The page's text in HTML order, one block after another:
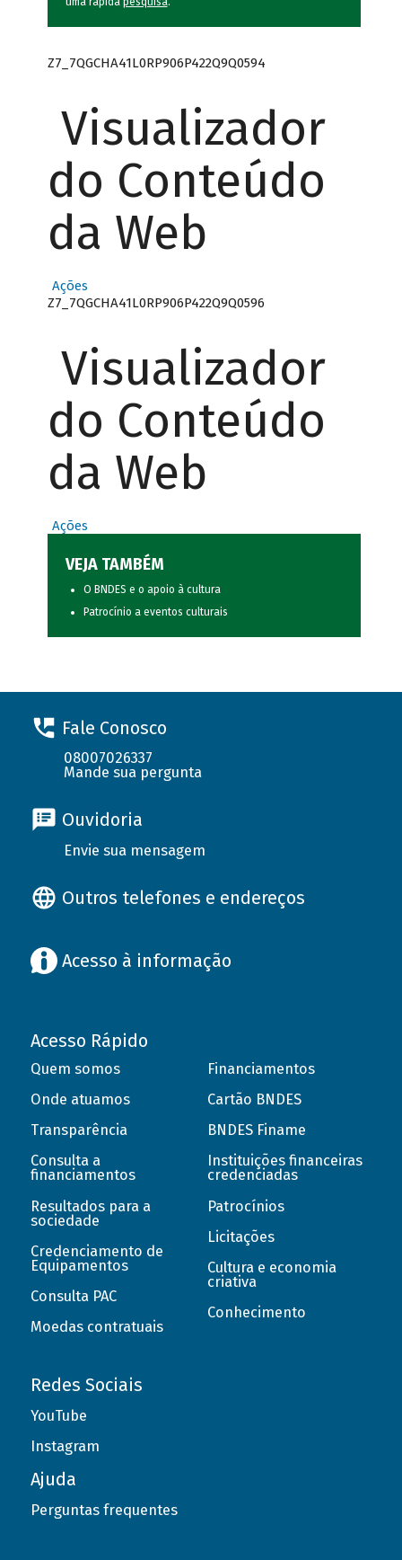
Z7_7QGCHA41L0RP906P422Q9Q0594
Visualizador
do Conteúdo
da Web
Ações
Z7_7QGCHA41L0RP906P422Q9Q0596
Visualizador
do Conteúdo
da Web
Ações
VEJA TAMBÉM
O BNDES e o apoio à cultura
Patrocínio a eventos culturais
Fale Conosco
08007026337
Mande sua pergunta
Ouvidoria
Envie sua mensagem
Outros telefones e endereços
Acesso à informação
Acesso Rápido
Quem somos
Onde atuamos
Transparência
Consulta a
financiamentos
Resultados para a
sociedade
Credenciamento de
Equipamentos
Consulta PAC
Moedas contratuais
Financiamentos
Cartão BNDES
BNDES Finame
Instituições financeiras
credenciadas
Patrocínios
Licitações
Cultura e economia
criativa
Conhecimento
Redes Sociais
YouTube
Instagram
Ajuda
Perguntas frequentes